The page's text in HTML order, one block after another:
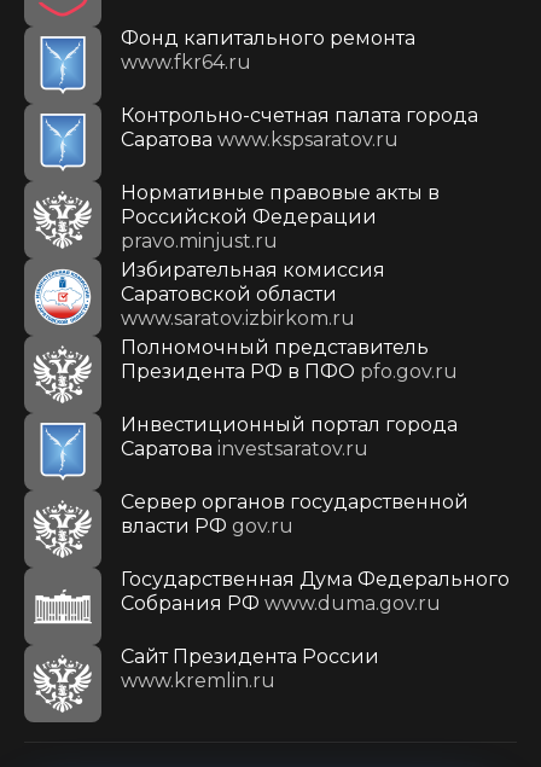
Фонд капитального ремонта
www.fkr64.ru
Контрольно-счетная палата города
Саратова www.kspsaratov.ru
Нормативные правовые акты в
Российской Федерации
pravo.minjust.ru
Избирательная комиссия
Саратовской области
www.saratov.izbirkom.ru
Полномочный представитель
Президента РФ в ПФО pfo.gov.ru
Инвестиционный портал города
Саратова investsaratov.ru
Сервер органов государственной
власти РФ gov.ru
Государственная Дума Федерального
Собрания РФ www.duma.gov.ru
Cайт Президента России
www.kremlin.ru